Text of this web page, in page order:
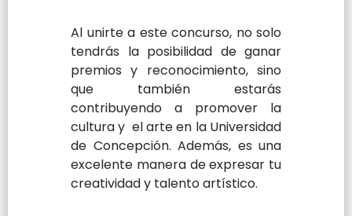
Al unirte a este concurso, no solo
tendrás la posibilidad de ganar
premios y reconocimiento, sino
que también estarás
contribuyendo a promover la
cultura y el arte en la Universidad
de Concepción. Además, es una
excelente manera de expresar tu
creatividad y talento artístico.